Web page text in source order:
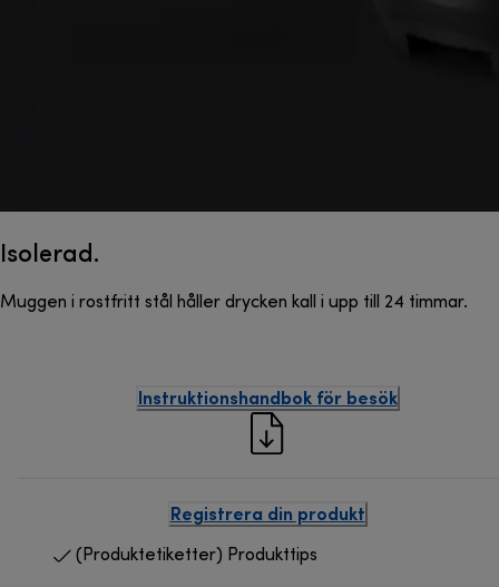
Isolerad.
Muggen i rostfritt stål håller drycken kall i upp till 24 timmar.
Instruktionshandbok för besök
Registrera din produkt
(Produktetiketter) Produkttips